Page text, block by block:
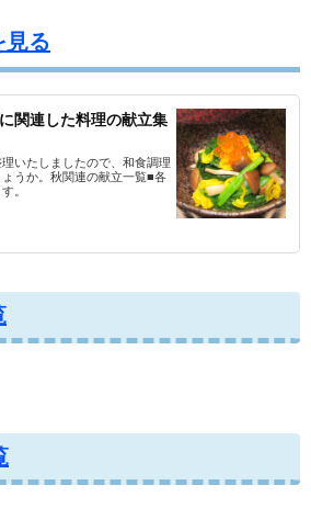
見る
関連した料理の献立集
いたしましたので、和食調理
うか。秋関連の献立一覧■各
。